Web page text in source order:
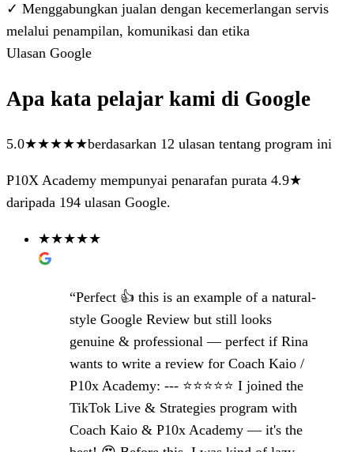
✓ Menggabungkan jualan dengan kecemerlangan servis
melalui penampilan, komunikasi dan etika
Ulasan Google
Apa kata pelajar kami di Google
5.0★★★★★berdasarkan 12 ulasan tentang program ini
P10X Academy mempunyai penarafan purata 4.9★
daripada 194 ulasan Google.
★★★★★
“Perfect 👍 this is an example of a natural-
style Google Review but still looks
genuine & professional — perfect if Rina
wants to write a review for Coach Kaio /
P10x Academy: --- ⭐️⭐️⭐️⭐️⭐️ I joined the
TikTok Live & Strategies program with
Coach Kaio & P10x Academy — it's the